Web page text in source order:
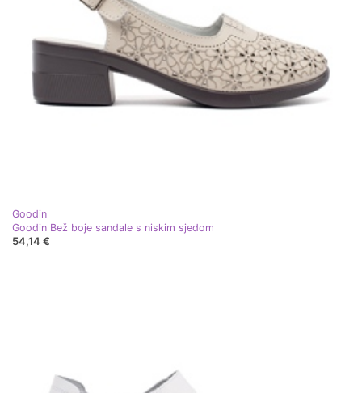
Goodin
Goodin Bež boje sandale s niskim sjedom
54,14 €